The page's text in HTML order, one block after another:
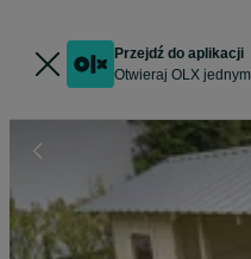
Przejdź do aplikacji
Otwieraj OLX